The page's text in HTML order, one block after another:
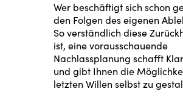
Wer beschäftigt sich schon
den Folgen des eigenen
So verständlich diese
ist, eine vorausschauende
Nachlassplanung schafft
und gibt Ihnen die
letzten Willen selbst zu